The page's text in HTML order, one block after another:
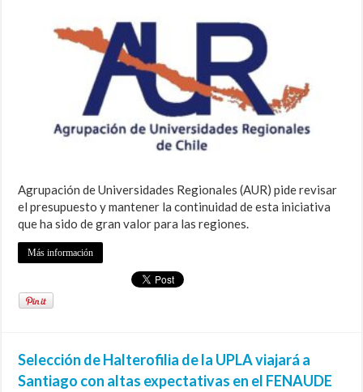
Agrupación de Universidades Regionales (AUR) pide revisar
el presupuesto y mantener la continuidad de esta iniciativa
que ha sido de gran valor para las regiones.
Más información
Selección de Halterofilia de la UPLA viajará a
Santiago con altas expectativas en el FENAUDE